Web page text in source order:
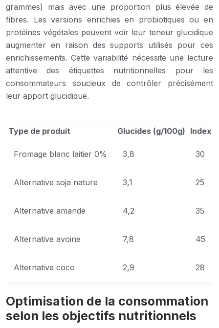
grammes) mais avec une proportion plus élevée de
fibres. Les versions enrichies en probiotiques ou en
protéines végétales peuvent voir leur teneur glucidique
augmenter en raison des supports utilisés pour ces
enrichissements. Cette variabilité nécessite une lecture
attentive des étiquettes nutritionnelles pour les
consommateurs soucieux de contrôler précisément
leur apport glucidique.
Type de produit Glucides (g/100g) Index
Fromage blanc laitier 0% 3,8 30
Alternative soja nature 3,1 25
Alternative amande 4,2 35
Alternative avoine 7,8 45
Alternative coco 2,9 28
Optimisation de la consommation
selon les objectifs nutritionnels